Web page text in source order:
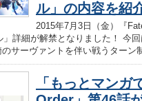
ル」の内容を紹
2015年7月3日（金）『
」詳細が解禁となりました！ 今
サーヴァントを伴い戦うターン
「もっとマンガ